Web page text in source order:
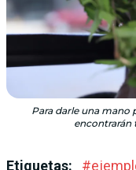
Para darle una mano
encontrarán
Etiquetas: #